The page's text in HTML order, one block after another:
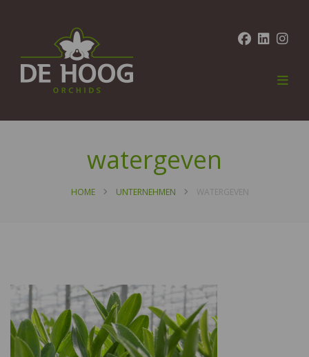
watergeven
HOME UNTERNEHMEN WATERGEVEN